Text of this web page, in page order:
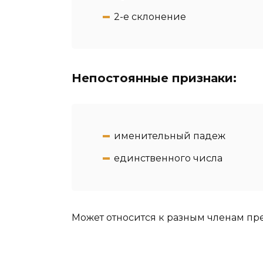
2-e склонение
Непостоянные признаки:
именительный падеж
единственного числа
Может относится к разным членам